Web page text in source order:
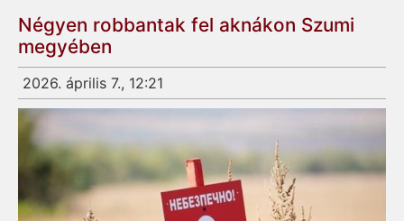
Négyen robbantak fel aknákon Szumi
megyében
2026. április 7., 12:21